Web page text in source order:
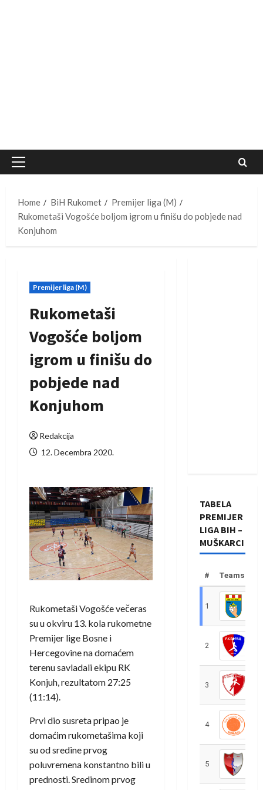
Primary
Home
BiH Rukomet
Premijer liga (M)
Rukometaši Vogošće boljom igrom u finišu do pobjede nad
Konjuhom
Premijer liga (M)
Rukometaši
Vogošće boljom
igrom u finišu do
pobjede nad
Konjuhom
Redakcija
12. Decembra 2020.
Rukometaši Vogošće večeras
su u okviru 13. kola rukometne
Premijer lige Bosne i
Hercegovine na domaćem
terenu savladali ekipu RK
Konjuh, rezultatom 27:25
(11:14).
Prvi dio susreta pripao je
domaćim rukometašima koji
su od sredine prvog
poluvremena konstantno bili u
prednosti. Sredinom prvog
TABELA
PREMIJER
LIGA BIH –
MUŠKARCI
# Teams
1
2
3
4
5